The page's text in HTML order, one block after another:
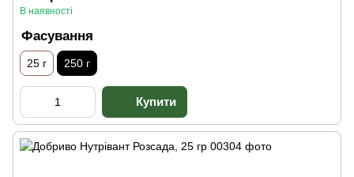
В наявності
Фасування
25 г 250 г